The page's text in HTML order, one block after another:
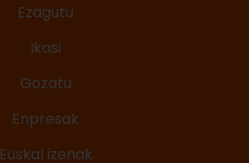
Ezagutu
Ikasi
Gozatu
Enpresak
Euskal izenak